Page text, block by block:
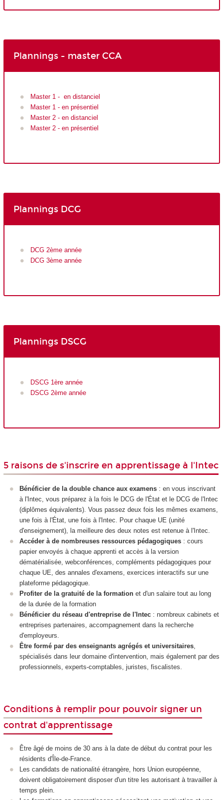
Plannings - master CCA
Master 1 - en distanciel
Master 1 - en présentiel
Master 2 - en distanciel
Master 2 - en présentiel
Plannings DCG
DCG 2ème année
DCG 3ème année
Plannings DSCG
DSCG 1ère année
DSCG 2ème année
5 raisons de s'inscrire en apprentissage à l'Intec
Bénéficier de la double chance aux examens : en vous inscrivant
à l'Intec, vous préparez à la fois le DCG de l'État et le DCG de l'Intec
(diplômes équivalents). Vous passez deux fois les mêmes examens,
une fois à l'État, une fois à l'Intec. Pour chaque UE (unité
d'enseignement), la meilleure des deux notes est retenue à l'Intec.
Accéder à de nombreuses ressources pédagogiques : cours
papier envoyés à chaque apprenti et accès à la version
dématérialisée, webconférences, compléments pédagogiques pour
chaque UE, des annales d'examens, exercices interactifs sur une
plateforme pédagogique.
Profiter de la gratuité de la formation et d'un salaire tout au long
de la durée de la formation
Bénéficier du réseau d'entreprise de l'Intec : nombreux cabinets et
entreprises partenaires, accompagnement dans la recherche
d'employeurs.
Être formé par des enseignants agrégés et universitaires
spécialisés dans leur domaine d'intervention, mais également par des
professionnels, experts-comptables, juristes, fiscalistes.
Conditions à remplir pour pouvoir signer un
contrat d'apprentissage
Être âgé de moins de 30 ans à la date de début du contrat pour les
résidents d'Île-de-France.
Les candidats de nationalité étrangère, hors Union européenne,
doivent obligatoirement disposer d'un titre les autorisant à travailler à
temps plein.